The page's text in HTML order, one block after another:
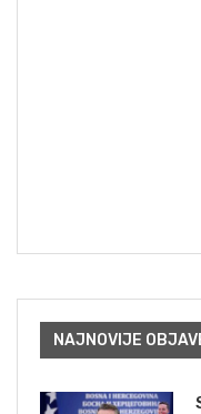
NAJNOVIJE